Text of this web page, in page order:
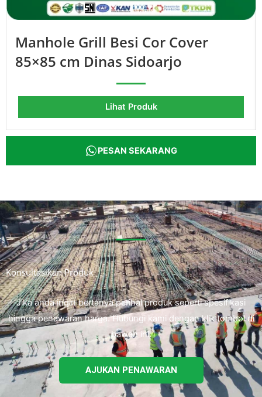
Manhole Grill Besi Cor Cover
85×85 cm Dinas Sidoarjo
Lihat Produk
PESAN SEKARANG
Konsultasikan Produk
Jika anda ingin bertanya perihal produk seperti spesifikasi
hingga penawaran harga. Hubungi kami dengan klik tombol di
bawah ini.
AJUKAN PENAWARAN